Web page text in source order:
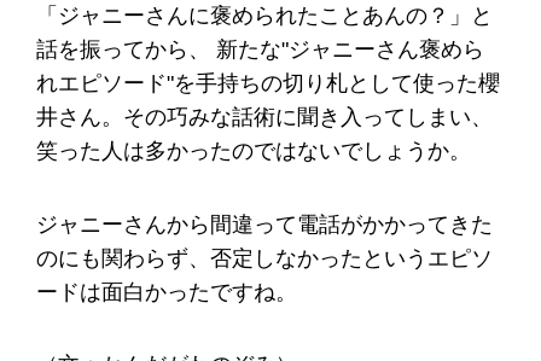
「ジャニーさんに褒められたことあんの？」と
話を振ってから、 新たな"ジャニーさん褒めら
れエピソード"を手持ちの切り札として使った櫻
井さん。その巧みな話術に聞き入ってしまい、
笑った人は多かったのではないでしょうか。
ジャニーさんから間違って電話がかかってきた
のにも関わらず、否定しなかったというエピソ
ードは面白かったですね。